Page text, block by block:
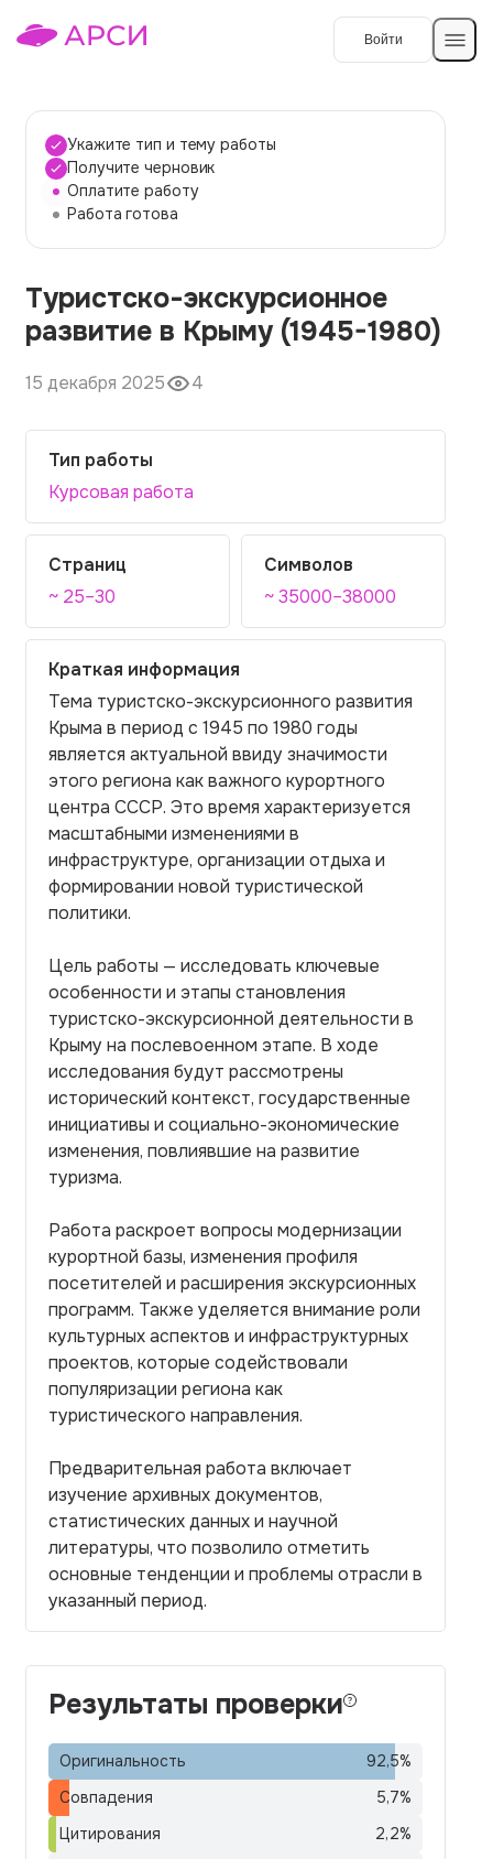
Войти
Темы работ
О сервисе
О компании
Наши гарантии
Порядок оплаты
Вопросы и ответы
Отзывы
Контакты
Укажите тип и тему работы
Получите черновик
Оплатите работу
Работа готова
Туристско-экскурсионное
развитие в Крыму (1945-1980)
15 декабря 2025 4
Тип работы
Курсовая работа
Страниц
~ 25–30
Символов
~ 35000–38000
Краткая информация
Тема туристско-экскурсионного развития
Крыма в период с 1945 по 1980 годы
является актуальной ввиду значимости
этого региона как важного курортного
центра СССР. Это время характеризуется
масштабными изменениями в
инфраструктуре, организации отдыха и
формировании новой туристической
политики.
Цель работы — исследовать ключевые
особенности и этапы становления
туристско-экскурсионной деятельности в
Крыму на послевоенном этапе. В ходе
исследования будут рассмотрены
исторический контекст, государственные
инициативы и социально-экономические
изменения, повлиявшие на развитие
туризма.
Работа раскроет вопросы модернизации
курортной базы, изменения профиля
посетителей и расширения экскурсионных
программ. Также уделяется внимание роли
культурных аспектов и инфраструктурных
проектов, которые содействовали
популяризации региона как
туристического направления.
Предварительная работа включает
изучение архивных документов,
статистических данных и научной
литературы, что позволило отметить
основные тенденции и проблемы отрасли в
указанный период.
Результаты проверки
Оригинальность 92,5%
Совпадения
5,7%
Цитирования
2,2%